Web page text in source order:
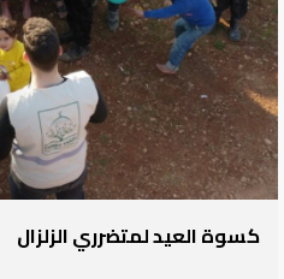
كسوة العيد لمتضرري الزلزال